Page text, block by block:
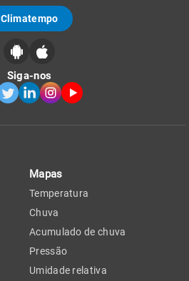
Climatempo
Siga-nos
Mapas
Temperatura
Chuva
Acumulado de chuva
Pressão
Umidade relativa